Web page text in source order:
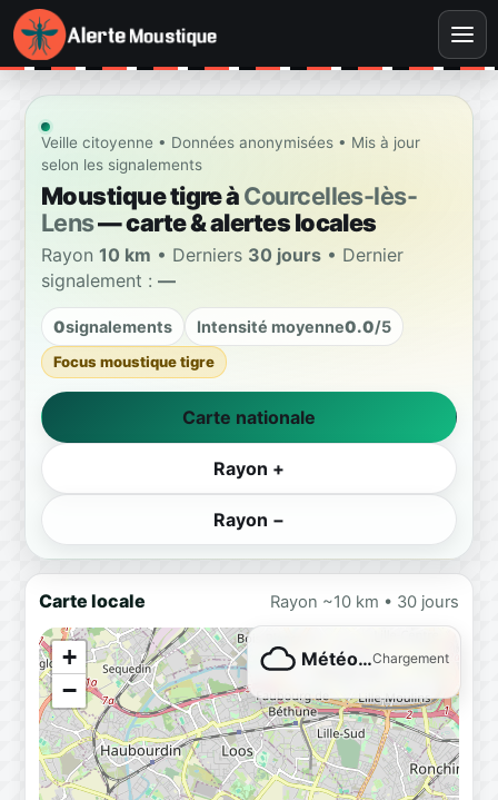
Veille citoyenne • Données anonymisées • Mis à jour
selon les signalements
Moustique tigre àCourcelles-lès-
Lens— carte & alertes locales
Rayon 10 km • Derniers 30 jours • Dernier
signalement : —
0signalements Intensité moyenne0.0/5
Focus moustique tigre
Carte nationale
Rayon +
Rayon −
Carte locale Rayon ~10 km • 30 jours
+
−
Météo…Chargement